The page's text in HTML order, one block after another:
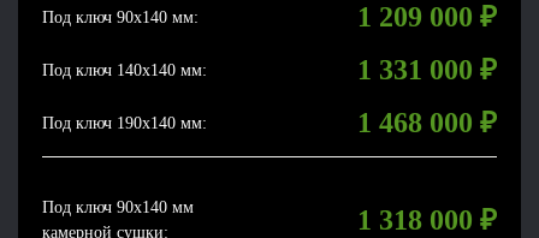
Под ключ 90x140 мм: 1 209 000 ₽
Под ключ 140x140 мм: 1 331 000 ₽
Под ключ 190x140 мм: 1 468 000 ₽
Под ключ 90x140 мм
камерной сушки:
1 318 000 ₽